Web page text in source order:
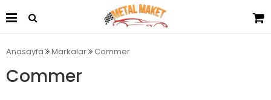
Anasayfa Markalar Commer
Commer